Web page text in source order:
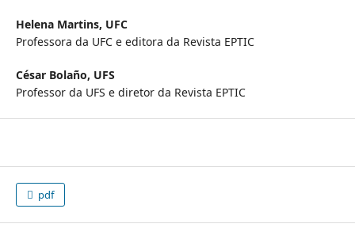
Helena Martins, UFC
Professora da UFC e editora da Revista EPTIC
César Bolaño, UFS
Professor da UFS e diretor da Revista EPTIC
pdf